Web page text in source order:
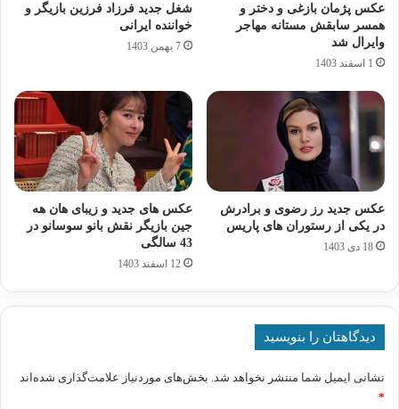
عکس پژمان بازغی و دختر و
همسر سابقش مستانه مهاجر
وایرال شد
1 اسفند 1403
شغل جدید فرزاد فرزین بازیگر و
خواننده ایرانی
7 بهمن 1403
عکس جدید رز رضوی و برادرش
در یکی از رستوران های پاریس
18 دی 1403
عکس های جدید و زیبای هان هه
جین بازیگر نقش بانو سوسانو در
43 سالگی
12 اسفند 1403
دیدگاهتان را بنویسید
نشانی ایمیل شما منتشر نخواهد شد. بخش‌های موردنیاز علامت‌گذاری شده‌اند
*